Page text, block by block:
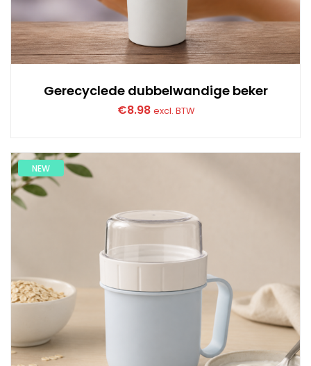
Gerecyclede dubbelwandige beker
€8.98 excl. BTW
NEW